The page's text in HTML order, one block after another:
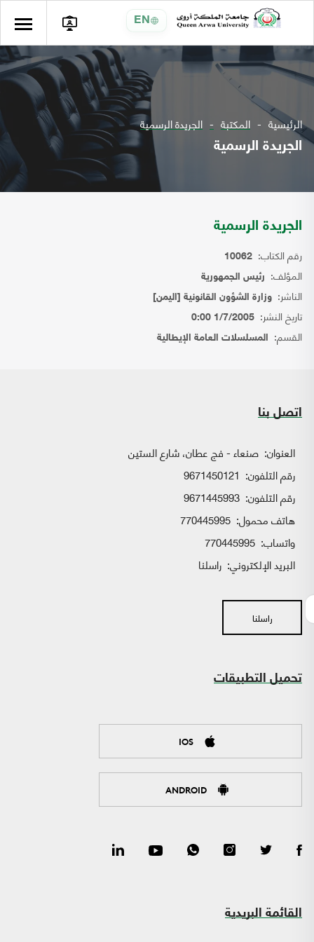
EN
الرئيسية المكتبة الجريدة الرسمية
الجريدة الرسمية
الجريدة الرسمية
رقم الكتاب: 10062
المؤلف: رئيس الجمهورية
الناشر: وزارة الشؤون القانونية [اليمن]
تاريخ النشر: 1/7/2005 0:00
القسم: المسلسلات العامة الإيطالية
اتصل بنا
العنوان: صنعاء - فج عطان، شارع الستين
رقم التلفون: 9671450121
رقم التلفون: 9671445993
هاتف محمول: 770445995
واتساب:
البريد الإلكتروني: راسلنا
راسلنا
تحميل التطبيقات
IOS
ANDROID
القائمة البريدية